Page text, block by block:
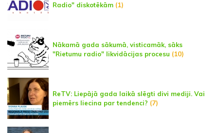
Radio" diskotēkām (1)
Nākamā gada sākumā, visticamāk, sāks
"Rietumu radio" likvidācijas procesu (10)
ReTV: Liepājā gada laikā slēgti divi mediji. Vai
piemērs liecina par tendenci? (7)